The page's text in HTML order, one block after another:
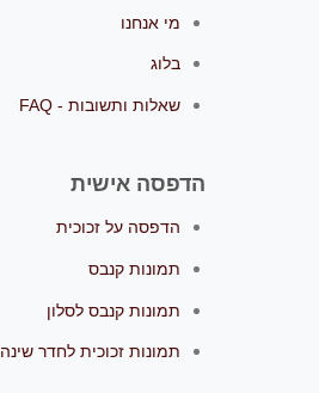
מי אנחנו
בלוג
שאלות ותשובות - FAQ
הדפסה אישית
הדפסה על זכוכית
תמונות קנבס
תמונות קנבס לסלון
תמונות זכוכית לחדר שינה